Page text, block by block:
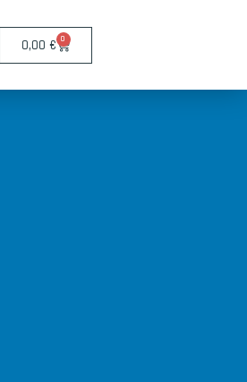
0,00 € 0